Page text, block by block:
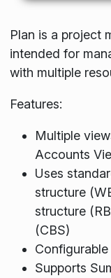
Plan is a project
intended for
with multiple
Features:
Multiple
Accounts
Uses
structure
structure
(CBS)
Supports